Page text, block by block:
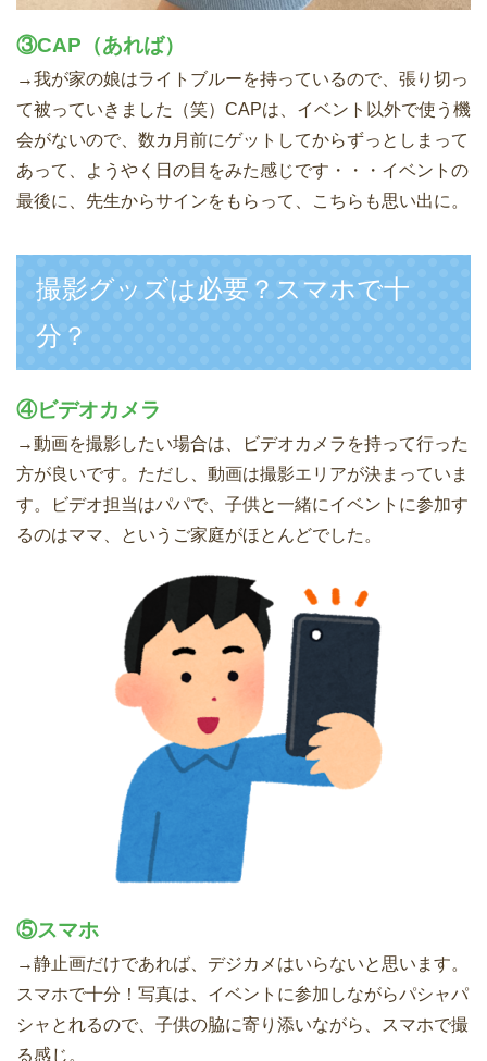
③CAP（あれば）
→我が家の娘はライトブルーを持っているので、張り切っ
て被っていきました（笑）CAPは、イベント以外で使う機
会がないので、数カ月前にゲットしてからずっとしまって
あって、ようやく日の目をみた感じです・・・イベントの
最後に、先生からサインをもらって、こちらも思い出に。
撮影グッズは必要？スマホで十
分？
④ビデオカメラ
→動画を撮影したい場合は、ビデオカメラを持って行った
方が良いです。ただし、動画は撮影エリアが決まっていま
す。ビデオ担当はパパで、子供と一緒にイベントに参加す
るのはママ、というご家庭がほとんどでした。
⑤スマホ
→静止画だけであれば、デジカメはいらないと思います。
スマホで十分！写真は、イベントに参加しながらパシャパ
シャとれるので、子供の脇に寄り添いながら、スマホで撮
る感じ。